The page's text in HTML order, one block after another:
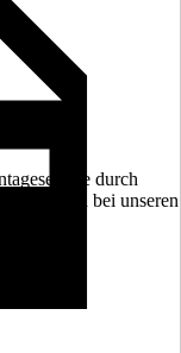
durch
bei unseren